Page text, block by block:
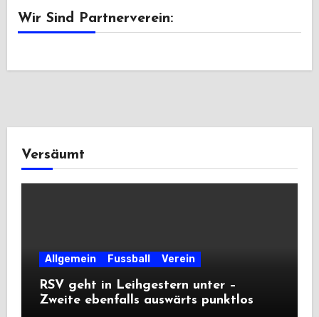
Wir Sind Partnerverein:
Versäumt
Allgemein Fussball Verein
RSV geht in Leihgestern unter –
Zweite ebenfalls auswärts punktlos